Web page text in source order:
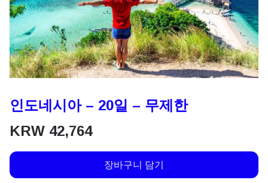
인도네시아 – 20일 – 무제한
KRW 42,764
장바구니 담기